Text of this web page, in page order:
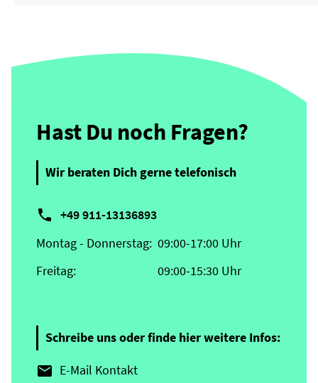
Hast Du noch Fragen?
Wir beraten Dich gerne telefonisch
 +49 911-13136893
Montag - Donnerstag:
Freitag:
09:00-17:00 Uhr
09:00-15:30 Uhr
Schreibe uns oder finde hier weitere Infos:
 E-Mail Kontakt